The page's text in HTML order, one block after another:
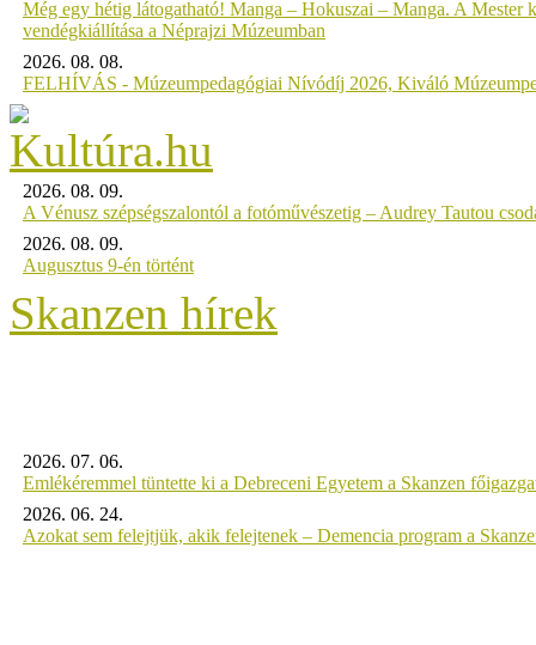
Még egy hétig látogatható! Manga – Hokuszai – Manga. A Mester
vendégkiállítása a Néprajzi Múzeumban
2026. 08. 08.
FELHÍVÁS - Múzeumpedagógiai Nívódíj 2026, Kiváló
2026. 08. 09.
A Vénusz szépségszalontól a fotóművészetig – Audrey Tautou
2026. 08. 09.
Augusztus 9-én történt
Skanzen hírek
2026. 07. 06.
Emlékéremmel tüntette ki a Debreceni Egyetem a Skanzen
2026. 06. 24.
Azokat sem felejtjük, akik felejtenek – Demencia program a